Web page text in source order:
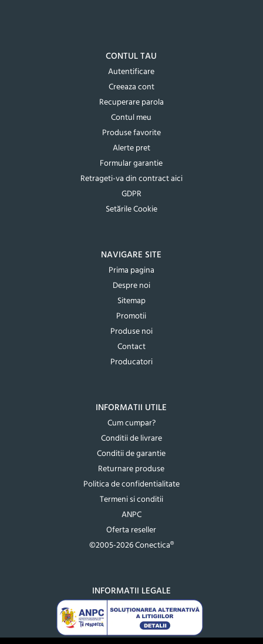
CONTUL TAU
Autentificare
Creeaza cont
Recuperare parola
Contul meu
Produse favorite
Alerte pret
Formular garantie
Retrageti-va din contract aici
GDPR
Setările Cookie
NAVIGARE SITE
Prima pagina
Despre noi
Sitemap
Promotii
Produse noi
Contact
Producatori
INFORMATII UTILE
Cum cumpar?
Conditii de livrare
Conditii de garantie
Returnare produse
Politica de confidentialitate
Termeni si conditii
ANPC
Oferta reseller
©2005-2026 Conectica®
INFORMATII LEGALE